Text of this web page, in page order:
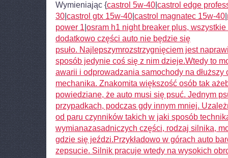
Wymieniając {castrol 5w-40 castrol edge
30 castrol gtx 15w-40 castrol magnatec 15w-40
power 1 osram h1 night breaker plus, wszystkie
dodatkowo części auto nie będzie się
psuło. Najlepszymrozstrzygnięciem jest
sposób jedynie coś się z nim dzieje.Wtedy to
awarii i odprowadzania samochody na dłuższy
mechanika. Znakomita większość osób tak
powiedziane, że auto musi się psuć. Jednym
przypadkach, podczas gdy innym mniej.
od paru czynników takich w jaki sposób
wymianazasadniczych części, rodzaj silnika,
gdzie się jeździ.Przykładowo w górach auto
zepsucie. Silnik pracuje wtedy na wysokich